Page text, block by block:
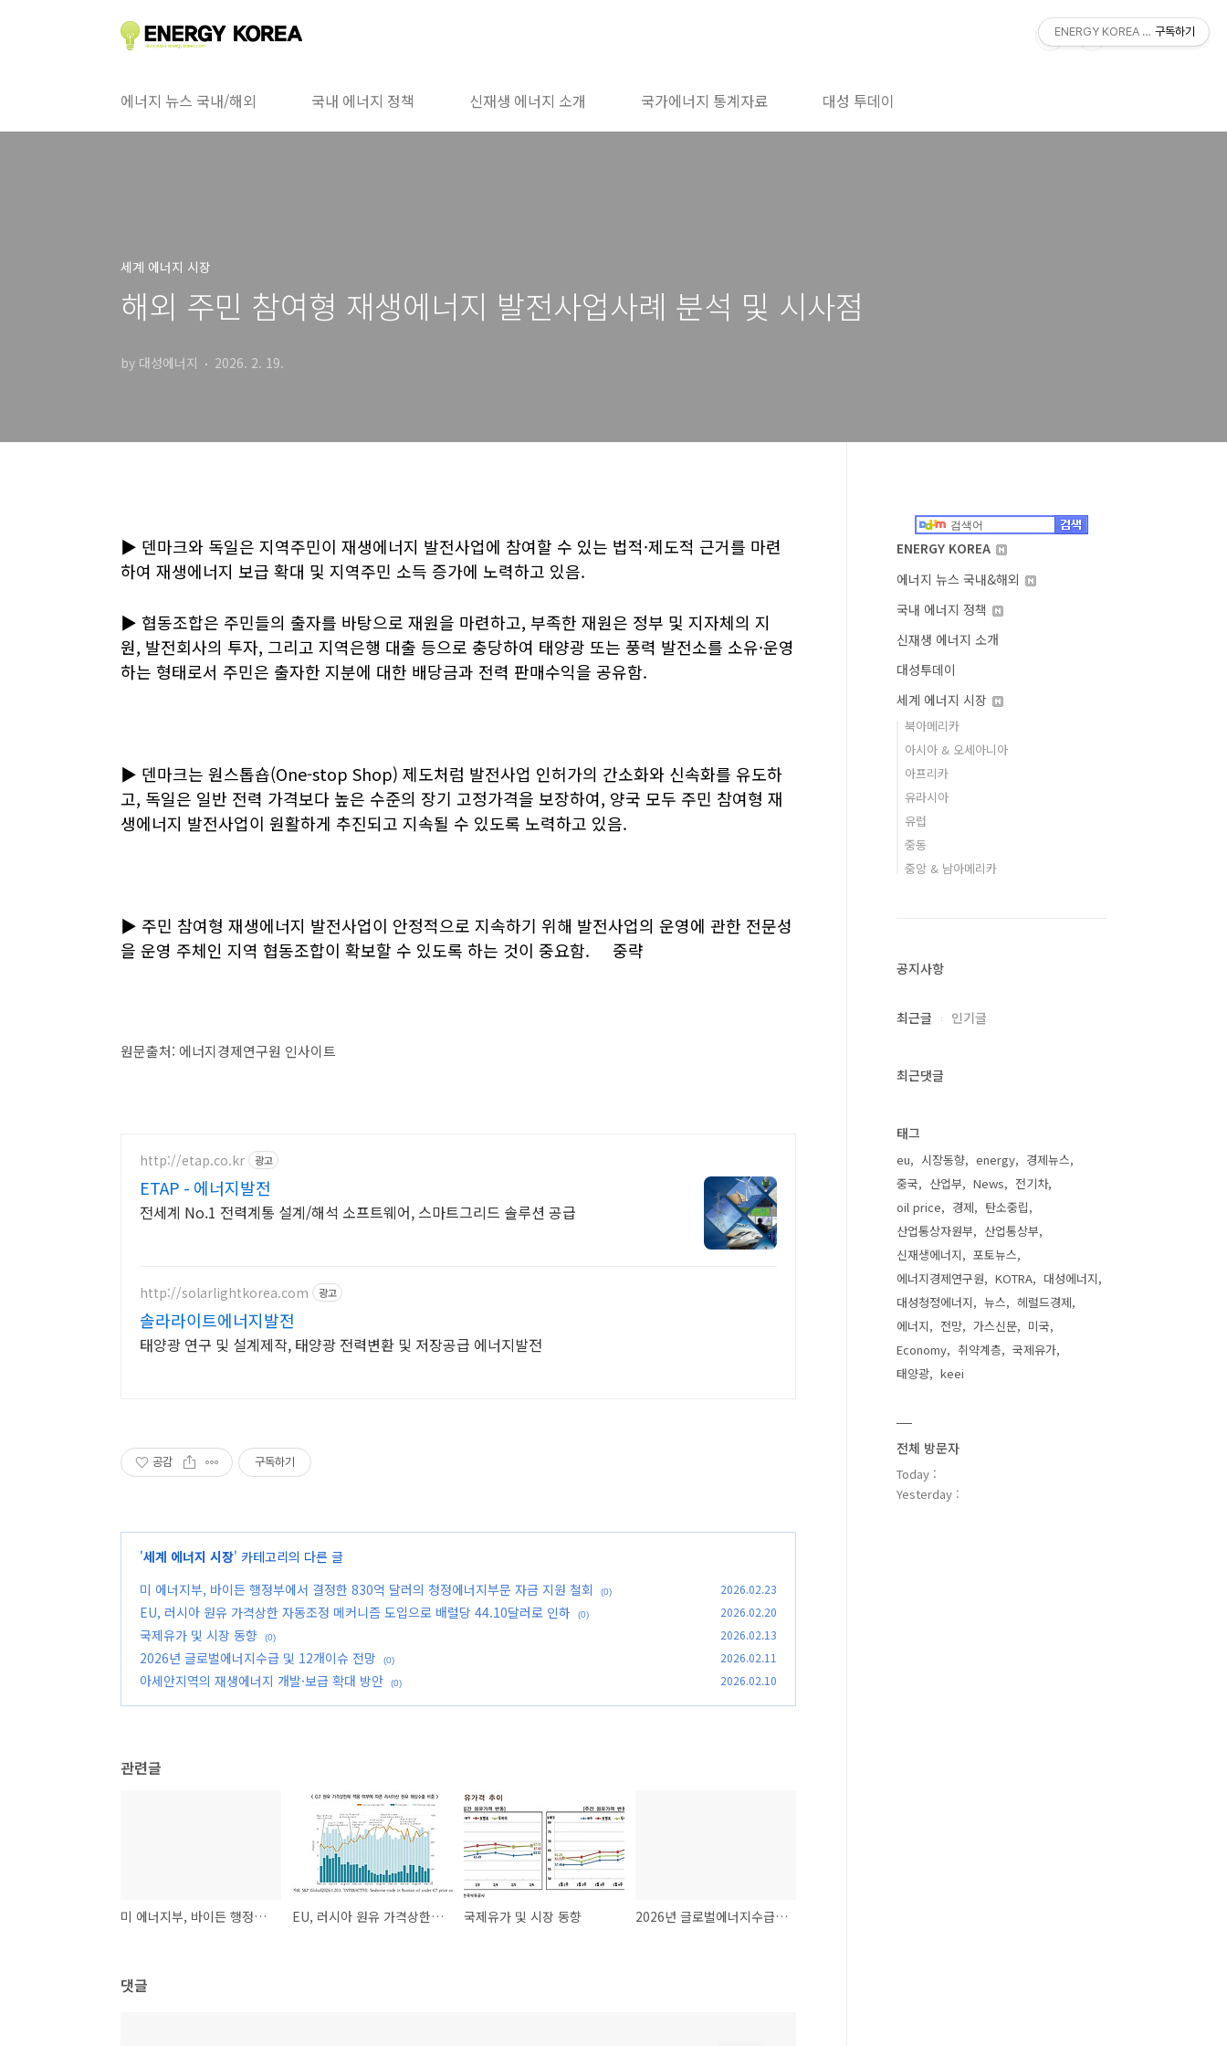
에너지 뉴스 국내/해외 국내 에너지 정책 신재생 에너지 소개 국가에너지 통계자료 대성 투데이
세계 에너지 시장
해외 주민 참여형 재생에너지 발전사업사례 분석 및 시사점
by 대성에너지 2026. 2. 19.
▶ 덴마크와 독일은 지역주민이 재생에너지 발전사업에 참여할 수 있는 법적·제도적 근거를 마련
하여 재생에너지 보급 확대 및 지역주민 소득 증가에 노력하고 있음.
▶ 협동조합은 주민들의 출자를 바탕으로 재원을 마련하고, 부족한 재원은 정부 및 지자체의 지
원, 발전회사의 투자, 그리고 지역은행 대출 등으로 충당하여 태양광 또는 풍력 발전소를 소유·운영
하는 형태로서 주민은 출자한 지분에 대한 배당금과 전력 판매수익을 공유함.
▶ 덴마크는 원스톱숍(One-stop Shop) 제도처럼 발전사업 인허가의 간소화와 신속화를 유도하
고, 독일은 일반 전력 가격보다 높은 수준의 장기 고정가격을 보장하여, 양국 모두 주민 참여형 재
생에너지 발전사업이 원활하게 추진되고 지속될 수 있도록 노력하고 있음.
▶ 주민 참여형 재생에너지 발전사업이 안정적으로 지속하기 위해 발전사업의 운영에 관한 전문성
을 운영 주체인 지역 협동조합이 확보할 수 있도록 하는 것이 중요함. 중략
원문출처: 에너지경제연구원 인사이트
http://etap.co.kr 광고
ETAP - 에너지발전
전세계 No.1 전력계통 설계/해석 소프트웨어, 스마트그리드 솔루션 공급
http://solarlightkorea.com 광고
솔라라이트에너지발전
태양광 연구 및 설계제작, 태양광 전력변환 및 저장공급 에너지발전
공감 구독하기
'세계 에너지 시장' 카테고리의 다른 글
미 에너지부, 바이든 행정부에서 결정한 830억 달러의 청정에너지부문 자금 지원 철회
(0) 2026.02.23
EU, 러시아 원유 가격상한 자동조정 메커니즘 도입으로 배럴당 44.10달러로 인하 (0) 2026.02.20
국제유가 및 시장 동향 (0) 2026.02.13
2026년 글로벌에너지수급 및 12개이슈 전망 (0) 2026.02.11
아세안지역의 재생에너지 개발·보급 확대 방안 (0) 2026.02.10
관련글
미 에너지부, 바이든 행정부에서 결정한 830억 달러의 청정에너지부문 자금 지원 철회 EU, 러시아 원유 가격상한 자동조정 메커니즘 도입으로 배럴당 44.10달러로 인하 국제유가 및 시장 동향 2026년 글로벌에너지수급 및 12개이슈 전망
댓글
ENERGY KOREA
에너지 뉴스 국내&해외
국내 에너지 정책
신재생 에너지 소개
대성투데이
세계 에너지 시장
북아메리카
아시아 & 오세아니아
아프리카
유라시아
유럽
중동
중앙 & 남아메리카
공지사항
최근글 인기글
최근댓글
태그
eu 시장동향 energy
경제뉴스
중국
산업부 News
전기차
oil price
경제
탄소중립
산업통상자원부
산업통상부
신재생에너지
포토뉴스
에너지경제연구원
KOTRA
대성에너지
대성청정에너지
뉴스
헤럴드경제
에너지
전망 가스신문
미국
Economy
취약계층
국제유가
태양광
keei
전체 방문자
Today :
Yesterday :
ENERGY KOREA With DAESUNG
구독하기